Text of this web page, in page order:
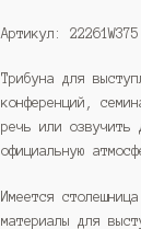
Артикул: 22261W375
Трибуна для
конференций,
речь или озвучить
официальную
Имеется
материалы для